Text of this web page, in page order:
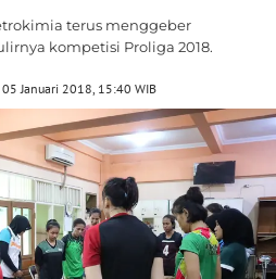
terus menggeber
kompetisi Proliga 2018.
Januari 2018, 15:40 WIB